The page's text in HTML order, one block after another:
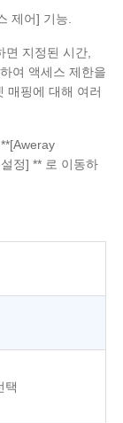
제어] 기능.
지정된 시간,
여 액세스 제한을
매핑에 대해 여러
정] ** 로 이동하
택